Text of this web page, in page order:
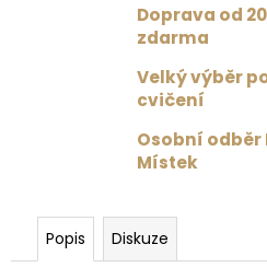
Doprava od
zdarma
Velký výběr
cvičení
Osobní odběr
Místek
Popis Diskuze
Kč